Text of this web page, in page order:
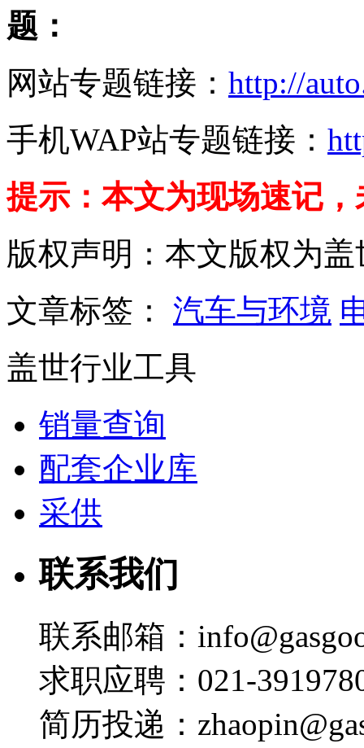
题：
网站专题链接： http://
手机WAP站专题链接：
提示：本文为现场速记
版权声明：本文版权为
文章标签： 汽车与环境
盖世行业工具
销量查询
配套企业库
采供
联系我们
联系邮箱：
求职应聘：021-
简历投递：